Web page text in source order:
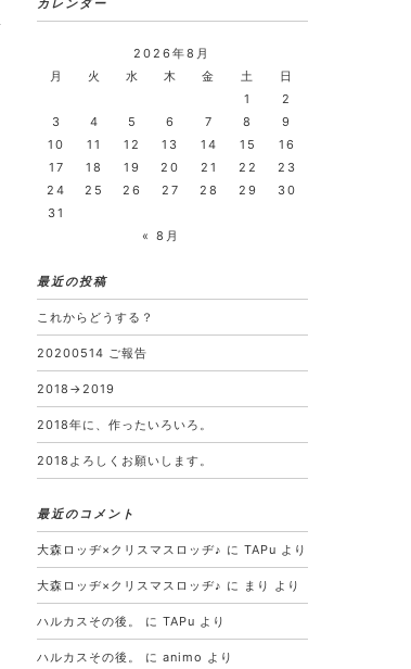
カレンダー
2026年8月
月
火 水 木 金 土
日
1
2
3
4 5 6 7 8
9
10
11 12 13 14 15
16
17
18 19 20 21 22
23
24
25 26 27 28 29
30
31
« 8月
最近の投稿
これからどうする？
20200514 ご報告
2018→2019
2018年に、作ったいろいろ。
2018よろしくお願いします。
最近のコメント
大森ロッヂ×クリスマスロッヂ♪ に TAPu より
大森ロッヂ×クリスマスロッヂ♪ に まり より
ハルカスその後。 に TAPu より
ハルカスその後。 に animo より